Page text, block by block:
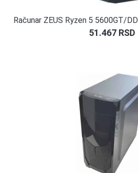
Računar ZEUS Ryzen 5 5600GT/
51.467 RSD